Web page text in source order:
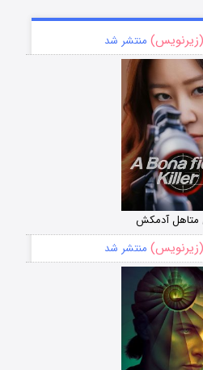
منتشر شد
متاهل آدمکش
منتشر شد